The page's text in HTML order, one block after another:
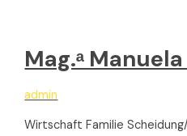
Mag.ᵃ
admin
Wirtschaft Familie